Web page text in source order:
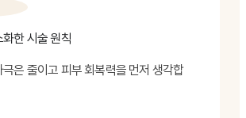
한 시술 원칙
은 줄이고 피부 회복력을 먼저 생각합